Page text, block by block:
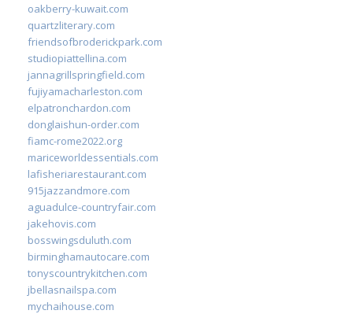
oakberry-kuwait.com
quartzliterary.com
friendsofbroderickpark.com
studiopiattellina.com
jannagrillspringfield.com
fujiyamacharleston.com
elpatronchardon.com
donglaishun-order.com
fiamc-rome2022.org
mariceworldessentials.com
lafisheriarestaurant.com
915jazzandmore.com
aguadulce-countryfair.com
jakehovis.com
bosswingsduluth.com
birminghamautocare.com
tonyscountrykitchen.com
jbellasnailspa.com
mychaihouse.com